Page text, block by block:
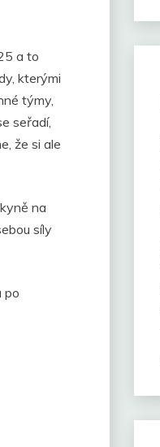
a to
kterými
týmy,
seřadí,
že si ale
na
síly
po